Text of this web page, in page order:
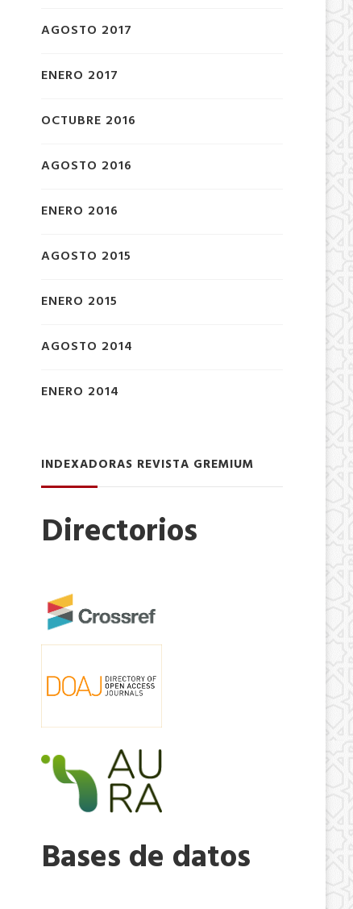
AGOSTO 2017
ENERO 2017
OCTUBRE 2016
AGOSTO 2016
ENERO 2016
AGOSTO 2015
ENERO 2015
AGOSTO 2014
ENERO 2014
INDEXADORAS REVISTA GREMIUM
Directorios
Bases de datos